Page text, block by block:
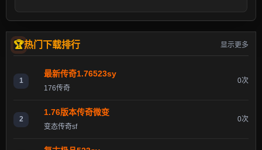
热门下载排行 显示更多
1
最新传奇1.76523sy
176传奇
0次
2
1.76版本传奇微变
变态传奇sf
0次